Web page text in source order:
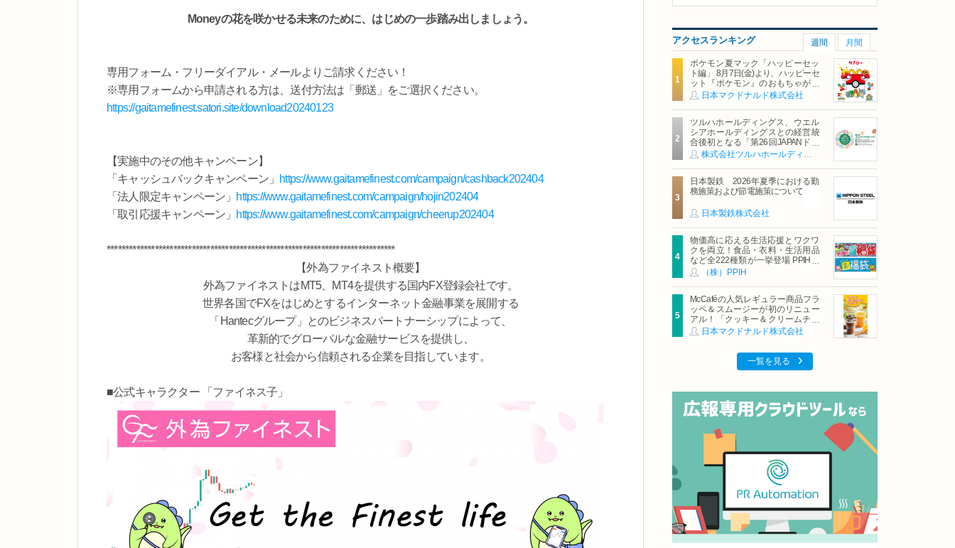
Moneyの花を咲かせる未来のために、はじめの一歩踏み出しましょう。
専用フォーム・フリーダイアル・メールよりご請求ください！
※専用フォームから申請される方は、送付方法は「郵送」をご選択ください。
https://gaitamefinest.satori.site/download20240123
【実施中のその他キャンペーン】
「キャッシュバックキャンペーン」 https://www.gaitamefinest.com/campaign/cashback202404
「法人限定キャンペーン」 https://www.gaitamefinest.com/campaign/hojin202404
「取引応援キャンペーン」 https://www.gaitamefinest.com/campaign/cheerup202404
******************************************************************************
【外為ファイネスト概要】
外為ファイネストはMT5、MT4を提供する国内FX登録会社です。
世界各国でFXをはじめとするインターネット金融事業を展開する
「Hantecグループ」とのビジネスパートナーシップによって、
革新的でグローバルな金融サービスを提供し、
お客様と社会から信頼される企業を目指しています。
■公式キャラクター 「ファイネス子」
アクセスランキング 週間 月間
ポケモン夏マック「ハッピーセッ
ト編」 8月7日(金)より、ハッピーセ
ット『ポケモン』のおもちゃが期
間限定登場
日本マクドナルド株式会社
ツルハホールディングス、ウエル
シアホールディングスとの経営統
合後初となる「第26回JAPANドラ
ッグストアショー」に出展
株式会社ツルハホールディングス
日本製鉄 2026年夏季における勤
務施策および節電施策について
日本製鉄株式会社
物価高に応える生活応援とワクワ
クを両立！食品・衣料・生活用品
など全222種類が一挙登場 PPIHグ
ループ「夏福袋」＆セール 8月6日
（株）PPIH
McCaféの人気レギュラー商品フラ
ッペ＆スムージーが初のリニュー
アル！「クッキー＆クリームチョ
コフラッペ」「マンゴースムージ
日本マクドナルド株式会社
一覧を見る